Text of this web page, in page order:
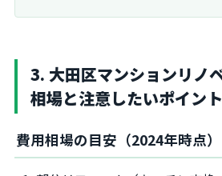
3. 大田区マンションリノ
相場と注意したいポイント
費用相場の目安（2024年時点）